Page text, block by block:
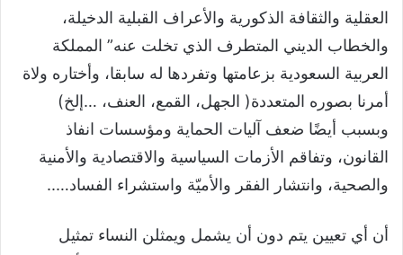
العقلية والثقافة الذكورية والأعراف القبلية الدخيلة،
والخطاب الديني المتطرف الذي تخلت عنه” المملكة
العربية السعودية بزعامتها وتفردها له سابقا، وأختاره ولاة
أمرنا بصوره المتعددة( الجهل، القمع، العنف، …إلخ)
وبسبب أيضًا ضعف آليات الحماية ومؤسسات انفاذ
القانون، وتفاقم الأزمات السياسية والاقتصادية والأمنية
والصحية، وانتشار الفقر والأميّة واستشراء الفساد…..
أن أي تعيين يتم دون أن يشمل ويمثلن النساء تمثيل